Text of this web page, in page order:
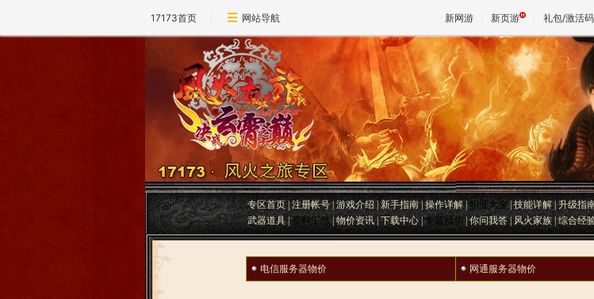
17173首页 网站导航 新网游 新页游 礼包/激活码
专区首页|注册帐号| 游戏介绍|新手指南| 操作详解 |职业大全|技能详解|升级指
武器道具|资料汇总| 物价资讯|下载中心|专题精华|你问我答|风火家族|综合经
电信服务器物价 网通服务器物价